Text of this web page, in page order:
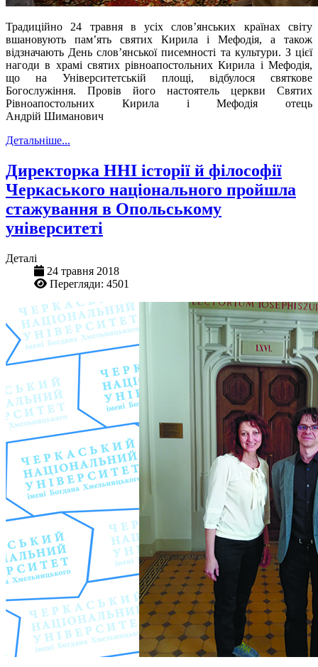
Традиційно 24 травня в усіх слов’янських країнах світу
вшановують пам’ять святих Кирила і Мефодія, а також
відзначають День слов’янської писемності та культури. З цієї
нагоди в храмі святих рівноапостольних Кирила і Мефодія,
що на Університетській площі, відбулося святкове
Богослужіння. Провів його настоятель церкви Святих
Рівноапостольних Кирила і Мефодія отець
Андрій Шиманович
Детальніше...
Директорка ННІ історії й філософії
Черкаського національного пройшла
стажування в Опольському
університеті
Деталі
24 травня 2018
Перегляди: 4501